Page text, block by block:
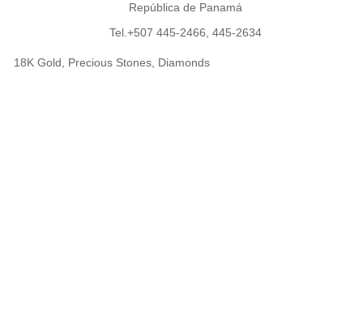
República de Panamá
Tel.+507 445-2466, 445-2634
18K Gold, Precious Stones, Diamonds